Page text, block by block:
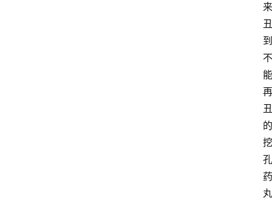
来
丑
到
不
能
再
丑
的
挖
孔
药
丸